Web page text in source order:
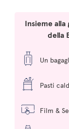
Insieme
della
Un
Pasti
Film &